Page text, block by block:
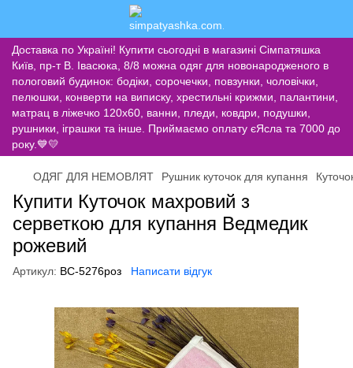
Доставка по Україні! Купити сьогодні в магазині Сімпатяшка
Київ, пр-т В. Івасюка, 8/8 можна одяг для новонародженого в
пологовий будинок: бодіки, сорочечки, повзунки, чоловічки,
пелюшки, конверти на виписку, хрестильні крижми, палантини,
матрац в ліжечко 120х60, ванни, пледи, ковдри, подушки,
рушники, іграшки та інше. Приймаємо оплату єЯсла та 7000 до
року.💙💛
ОДЯГ ДЛЯ НЕМОВЛЯТ Рушник куточок для купання
Купити Куточок махровий з
серветкою для купання Ведмедик
рожевий
Артикул: ВС-5276роз Написати відгук